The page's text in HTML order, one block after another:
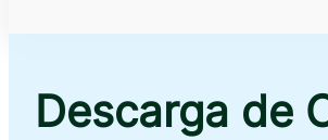
Descarga de